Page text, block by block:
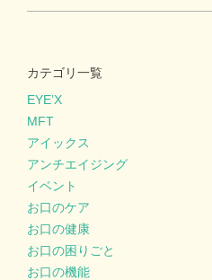
カテゴリ一覧
EYE’X
MFT
アイックス
アンチエイジング
イベント
お口のケア
お口の健康
お口の困りごと
お口の機能